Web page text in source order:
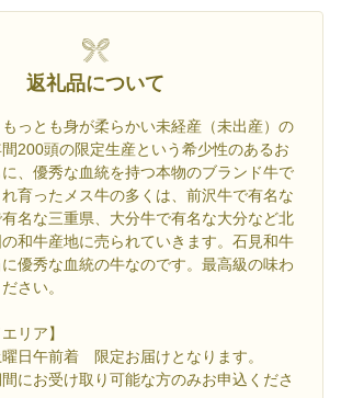
返礼品について
っとも身が柔らかい未経産（未出産）の
200頭の限定生産という希少性のあるお
、優秀な血統を持つ本物のブランド牛で
育ったメス牛の多くは、前沢牛で有名な
名な三重県、大分牛で有名な大分など北
和牛産地に売られていきます。石見和牛
優秀な血統の牛なのです。最高級の味わ
さい。
リア】
日午前着 限定お届けとなります。
にお受け取り可能な方のみお申込くださ